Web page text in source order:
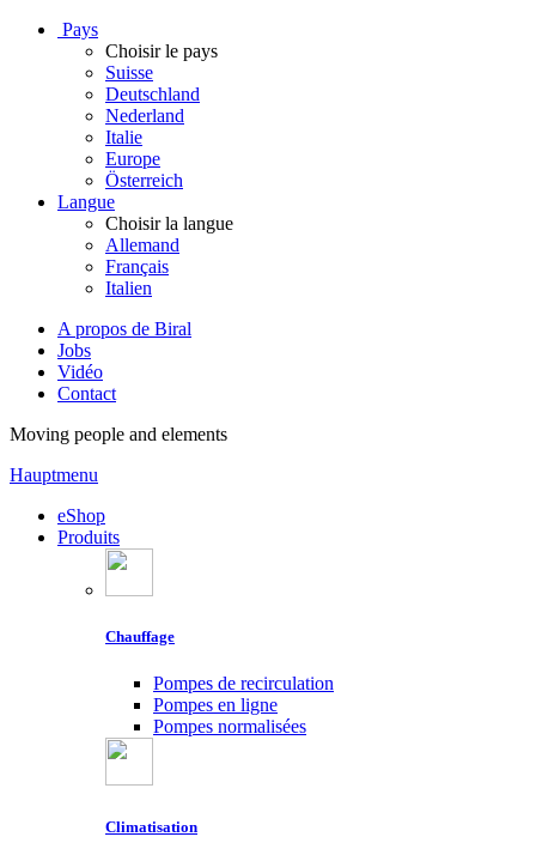
Pays
Choisir le pays
Suisse
Deutschland
Nederland
Italie
Europe
Österreich
Langue
Choisir la langue
Allemand
Français
Italien
A propos de Biral
Jobs
Vidéo
Contact
Moving people and elements
Hauptmenu
eShop
Produits
Chauffage
Pompes de recirculation
Pompes en ligne
Pompes normalisées
Climatisation